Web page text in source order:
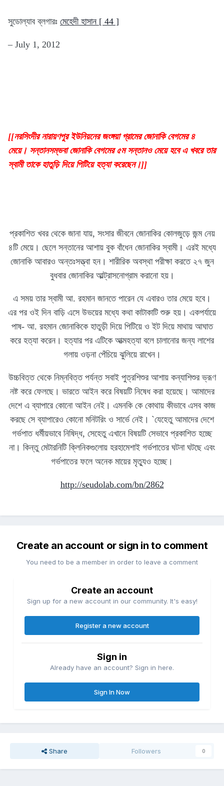
সুডোল্যাব ব্লগারঃ মেহেদী হাসান [ 44 ]
– July 1, 2012
[[নরসিংদীর নারায়ণপুর ইউনিয়নের জংঙ্গয়া গ্রামের জোনাকি বেগমের ৪
মেয়ে। সন্তানসম্ভবা জোনাকি বেগমের ৫ম সন্তানও মেয়ে হবে এ খবরে তার
স্বামী তাকে হাতুড়ি দিয়ে পিটিয়ে হত্যা করেছেন।]]
প্রকাশিত খবর থেকে জানা যায়, সংসার জীবনে জোনাকির কোলজুড়ে জন্ম নেয়
৪টি মেয়ে। ছেলে সন্তানের আশায় বুক বাঁধেন জোনাকির স্বামী। এরই মধ্যে
জোনাকি আবারও অন্তঃসত্ত্বা হন। শারীরিক অবস্থা পরীক্ষা করতে ২৭ জুন
বুধবার জোনাকির আল্ট্রাসনোগ্রাম করানো হয়।
এ সময় তার স্বামী আ. রহমান জানতে পারেন যে এবারও তার মেয়ে হবে।
এর পর ওই দিন বাড়ি এসে উভয়ের মধ্যে কথা কাটাকাটি শুরু হয়। একপর্যায়ে
পাষ- আ. রহমান জোনাকিকে হাতুড়ী দিয়ে পিটিয়ে ও ইট দিয়ে মাথায় আঘাত
করে হত্যা করেন। হত্যার পর এটিকে আত্মহত্যা বলে চালানোর জন্য লাশের
গলায় ওড়না পেঁচিয়ে ঝুলিয়ে রাখেন।
উচ্চবিত্ত থেকে নিম্নবিত্ত পর্যন্ত সবাই পুত্রশিশুর আশায় কন্যাশিশুর ভ্রূণ
নষ্ট করে ফেলছে। ভারতে আইন করে বিষয়টি নিষেধ করা হয়েছে। আমাদের
দেশে এ ব্যাপারে কোনো আইন নেই। এমনকি কে কোথায় কীভাবে এসব কাজ
করছে সে ব্যাপারেও কোনো মনিটরিং ও সার্ভে নেই। `যেহেতু আমাদের দেশে
গর্ভপাত ধর্মীয়ভাবে নিষিদ্ধ, সেহেতু এখানে বিষয়টি সেভাবে প্রকাশিত হচ্ছে
না। কিন্তু মেটারনিটি ক্লিনিকগুলোয় হরহামেশাই গর্ভপাতের ঘটনা ঘটছে এবং
গর্ভপাতের ফলে অনেক মায়ের মৃত্যুও হচ্ছে।
http://seudolab.com/bn/2862
Create an account or sign in to comment
You need to be a member in order to leave a comment
Create an account
Sign up for a new account in our community. It's easy!
Register a new account
Sign in
Already have an account? Sign in here.
Sign In Now
Share Followers 0